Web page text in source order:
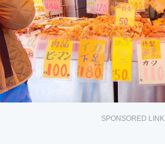
SPONSORED LINK